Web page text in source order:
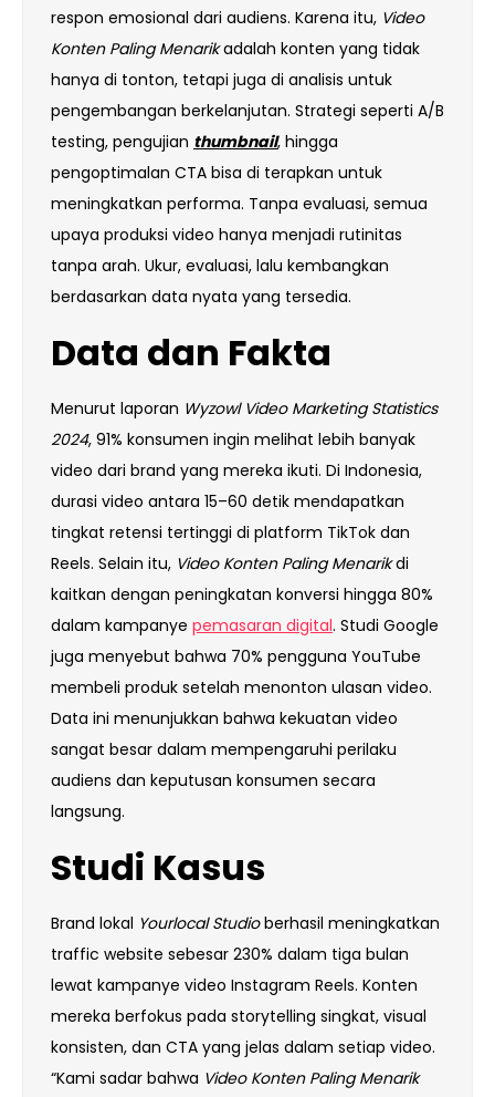
respon emosional dari audiens. Karena itu, Video
Konten Paling Menarikadalah konten yang tidak
hanya di tonton, tetapi juga di analisis untuk
pengembangan berkelanjutan. Strategi seperti A/B
testing, pengujian thumbnail, hingga
pengoptimalan CTA bisa di terapkan untuk
meningkatkan performa. Tanpa evaluasi, semua
upaya produksi video hanya menjadi rutinitas
tanpa arah. Ukur, evaluasi, lalu kembangkan
berdasarkan data nyata yang tersedia.
Data dan Fakta
Menurut laporan Wyzowl Video Marketing Statistics
2024, 91% konsumen ingin melihat lebih banyak
video dari brand yang mereka ikuti. Di Indonesia,
durasi video antara 15–60 detik mendapatkan
tingkat retensi tertinggi di platform TikTok dan
Reels. Selain itu, Video Konten Paling Menarikdi
kaitkan dengan peningkatan konversi hingga 80%
dalam kampanye pemasaran digital. Studi Google
juga menyebut bahwa 70% pengguna YouTube
membeli produk setelah menonton ulasan video.
Data ini menunjukkan bahwa kekuatan video
sangat besar dalam mempengaruhi perilaku
audiens dan keputusan konsumen secara
langsung.
Studi Kasus
Brand lokal Yourlocal Studioberhasil meningkatkan
traffic website sebesar 230% dalam tiga bulan
lewat kampanye video Instagram Reels. Konten
mereka berfokus pada storytelling singkat, visual
konsisten, dan CTA yang jelas dalam setiap video.
“Kami sadar bahwa Video Konten Paling Menarik